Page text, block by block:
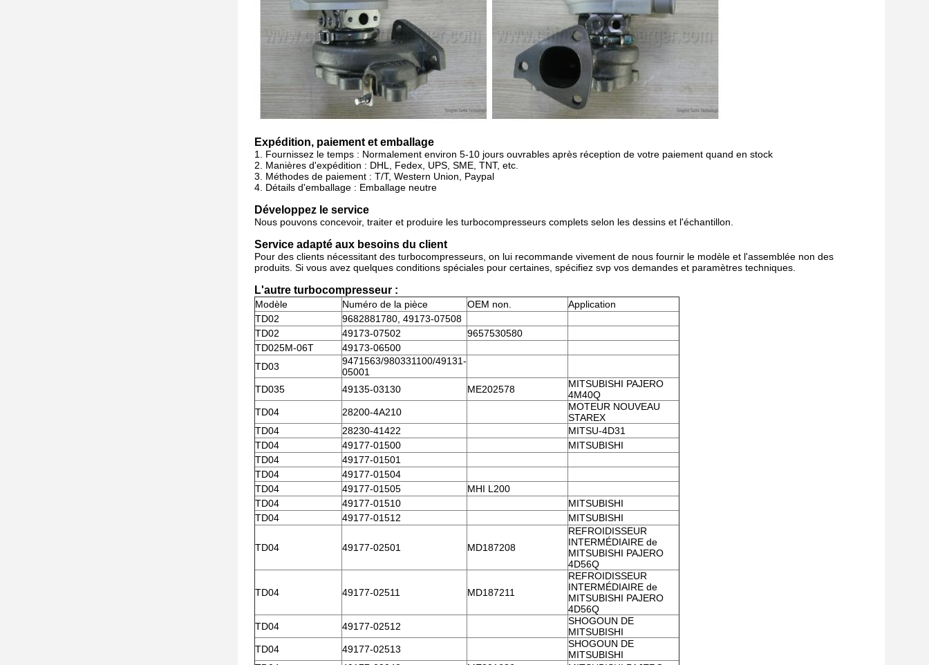
Expédition, paiement et emballage
1. Fournissez le temps : Normalement environ 5-10 jours ouvrables après réception de votre paiement quand en stock
2. Manières d'expédition : DHL, Fedex, UPS, SME, TNT, etc.
3. Méthodes de paiement : T/T, Western Union, Paypal
4. Détails d'emballage : Emballage neutre
Développez le service
Nous pouvons concevoir, traiter et produire les turbocompresseurs complets selon les dessins et l'échantillon.
Service adapté aux besoins du client
Pour des clients nécessitant des turbocompresseurs, on lui recommande vivement de nous fournir le modèle et l'assemblée non des
produits. Si vous avez quelques conditions spéciales pour certaines, spécifiez svp vos demandes et paramètres techniques.
L'autre turbocompresseur :
Modèle Numéro de la pièce OEM non.
Application
TD02
9682881780, 49173-07508
TD02
49173-07502
9657530580
TD025M-06T
49173-06500
TD03
9471563/980331100/49131-
05001
TD035
49135-03130 ME202578
MITSUBISHI PAJERO
4M40Q
TD04
28200-4A210
MOTEUR NOUVEAU
STAREX
TD04
28230-41422
MITSU-4D31
TD04
49177-01500
MITSUBISHI
TD04
49177-01501
TD04
49177-01504
TD04
49177-01505
MHI L200
TD04
49177-01510
MITSUBISHI
TD04
49177-01512 MITSUBISHI
TD04 49177-02501 MD187208
REFROIDISSEUR
INTERMÉDIAIRE de
MITSUBISHI PAJERO
4D56Q
TD04 49177-02511 MD187211
REFROIDISSEUR
INTERMÉDIAIRE de
MITSUBISHI PAJERO
4D56Q
TD04
49177-02512
SHOGOUN DE
MITSUBISHI
TD04
49177-02513
SHOGOUN DE
MITSUBISHI